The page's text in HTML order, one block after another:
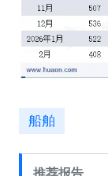
船舶
推荐报告